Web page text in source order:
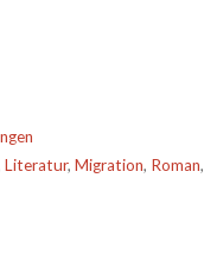
Literatur,Migration, Roman,